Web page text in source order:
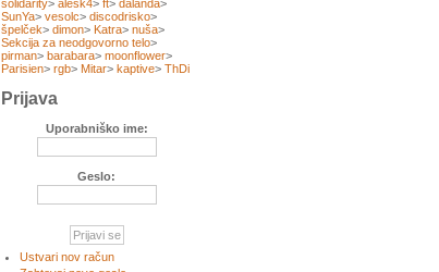
solidarity> alesk4> ft> dalanda>
SunYa> vesolc> discodrisko>
špelček> dimon> Katra> nuša>
Sekcija za neodgovorno telo>
pirman> barabara> moonflower>
Parisien> rgb> Mitar> kaptive> ThDi
Prijava
Uporabniško ime:
Geslo:
Ustvari nov račun